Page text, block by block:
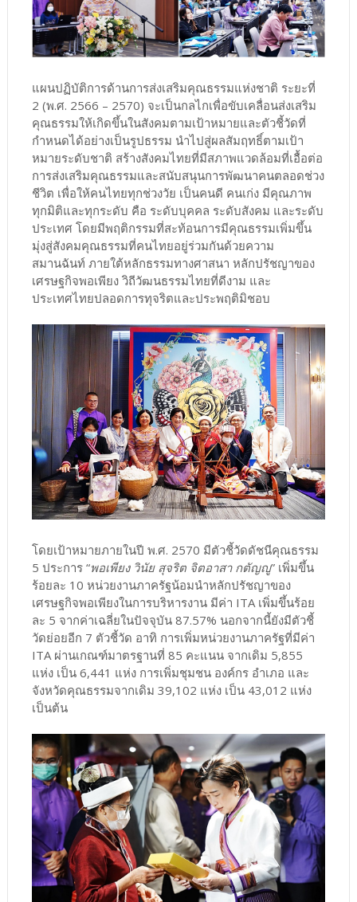
แผนปฏิบัติการด้านการส่งเสริมคุณธรรมแห่งชาติ ระยะที่
2 (พ.ศ. 2566 – 2570) จะเป็นกลไกเพื่อขับเคลื่อนส่งเสริม
คุณธรรมให้เกิดขึ้นในสังคมตามเป้าหมายและตัวชี้วัดที่
กำหนดได้อย่างเป็นรูปธรรม นำไปสู่ผลสัมฤทธิ์ตามเป้า
หมายระดับชาติ สร้างสังคมไทยที่มีสภาพแวดล้อมที่เอื้อต่อ
การส่งเสริมคุณธรรมและสนับสนุนการพัฒนาคนตลอดช่วง
ชีวิต เพื่อให้คนไทยทุกช่วงวัย เป็นคนดี คนเก่ง มีคุณภาพ
ทุกมิติและทุกระดับ คือ ระดับบุคคล ระดับสังคม และระดับ
ประเทศ โดยมีพฤติกรรมที่สะท้อนการมีคุณธรรมเพิ่มขึ้น
มุ่งสู่สังคมคุณธรรมที่คนไทยอยู่ร่วมกันด้วยความ
สมานฉันท์ ภายใต้หลักธรรมทางศาสนา หลักปรัชญาของ
เศรษฐกิจพอเพียง วิถีวัฒนธรรมไทยที่ดีงาม และ
ประเทศไทยปลอดการทุจริตและประพฤติมิชอบ
โดยเป้าหมายภายในปี พ.ศ. 2570 มีตัวชี้วัดดัชนีคุณธรรม
5 ประการ “พอเพียง วินัย สุจริต จิตอาสา กตัญญู” เพิ่มขึ้น
ร้อยละ 10 หน่วยงานภาครัฐน้อมนำหลักปรัชญาของ
เศรษฐกิจพอเพียงในการบริหารงาน มีค่า ITA เพิ่มขึ้นร้อย
ละ 5 จากค่าเฉลี่ยในปัจจุบัน 87.57% นอกจากนี้ยังมีตัวชี้
วัดย่อยอีก 7 ตัวชี้วัด อาทิ การเพิ่มหน่วยงานภาครัฐที่มีค่า
ITA ผ่านเกณฑ์มาตรฐานที่ 85 คะแนน จากเดิม 5,855
แห่ง เป็น 6,441 แห่ง การเพิ่มชุมชน องค์กร อำเภอ และ
จังหวัดคุณธรรมจากเดิม 39,102 แห่ง เป็น 43,012 แห่ง
เป็นต้น